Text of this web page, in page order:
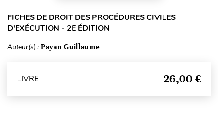
FICHES DE DROIT DES PROCÉDURES CIVILES
D'EXÉCUTION - 2E ÉDITION
Auteur(s) : Payan Guillaume
LIVRE 26,00 €